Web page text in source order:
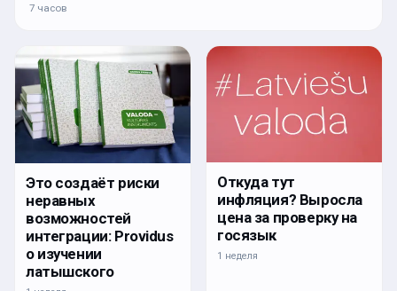
7 часов
Это создаёт риски
неравных
возможностей
интеграции: Providus
о изучении
латышского
Откуда тут
инфляция? Выросла
цена за проверку на
госязык
1 неделя